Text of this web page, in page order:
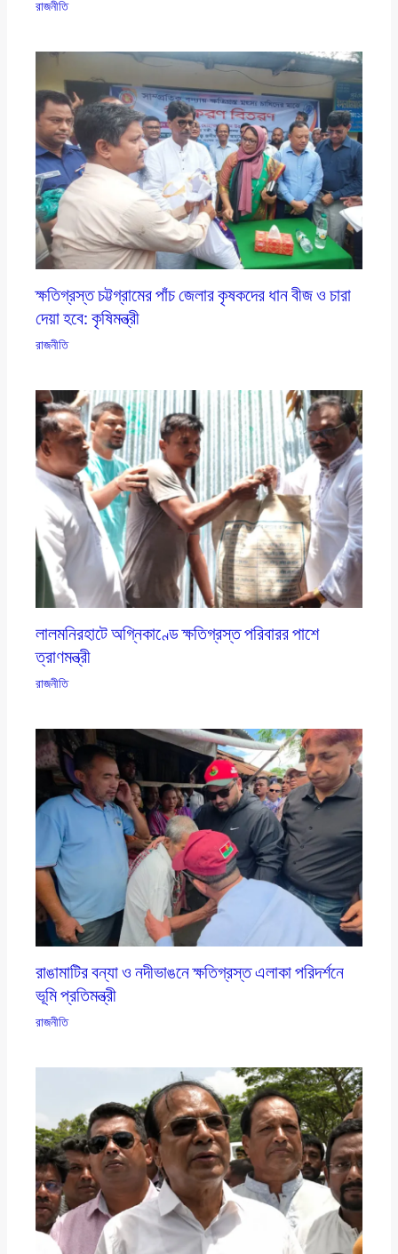
রাজনীতি
ক্ষতিগ্রস্ত চট্টগ্রামের পাঁচ জেলার কৃষকদের ধান বীজ ও চারা
দেয়া হবে: কৃষিমন্ত্রী
রাজনীতি
লালমনিরহাটে অগ্নিকাণ্ডে ক্ষতিগ্রস্ত পরিবারর পাশে
ত্রাণমন্ত্রী
রাজনীতি
রাঙামাটির বন্যা ও নদীভাঙনে ক্ষতিগ্রস্ত এলাকা পরিদর্শনে
ভূমি প্রতিমন্ত্রী
রাজনীতি